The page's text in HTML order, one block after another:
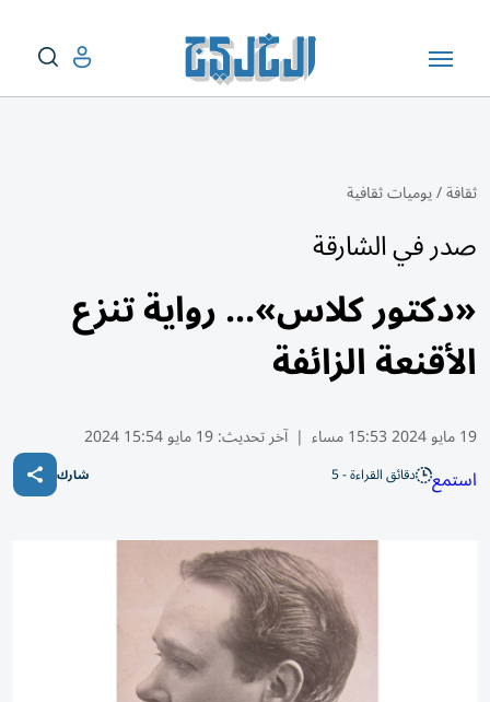
ثقافة/يوميات ثقافية
صدر في الشارقة
‏«دكتور كلاس»... رواية تنزع
الأقنعة الزائفة
19 مايو 2024 15:53 مساء | آخر تحديث:19 مايو 15:54 2024
استمع دقائق القراءة - 5 شارك